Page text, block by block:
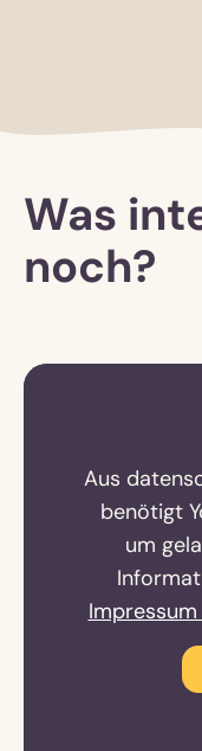
Was
noch?
Aus
benötigt
um